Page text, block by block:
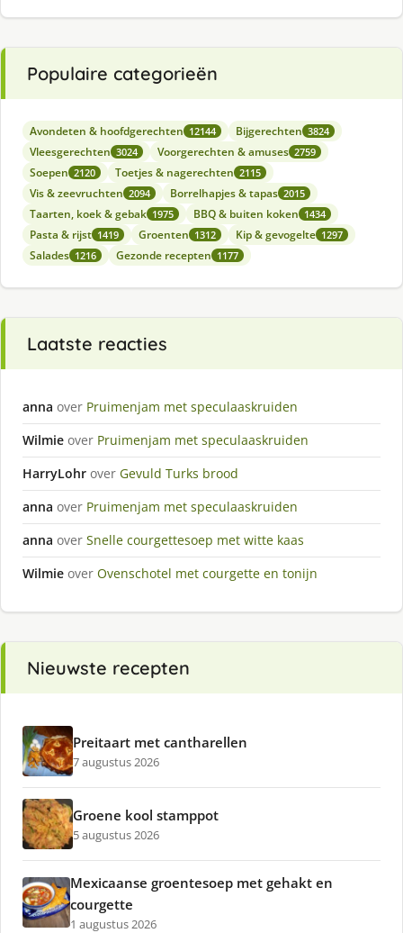
Populaire categorieën
Avondeten & hoofdgerechten 12144 Bijgerechten 3824
Vleesgerechten 3024 Voorgerechten & amuses 2759
Soepen 2120 Toetjes & nagerechten 2115
Vis & zeevruchten 2094 Borrelhapjes & tapas 2015
Taarten, koek & gebak 1975 BBQ & buiten koken 1434
Pasta & rijst 1419 Groenten 1312 Kip & gevogelte 1297
Salades 1216 Gezonde recepten 1177
Laatste reacties
anna over Pruimenjam met speculaaskruiden
Wilmie over Pruimenjam met speculaaskruiden
HarryLohr over Gevuld Turks brood
anna over Pruimenjam met speculaaskruiden
anna over Snelle courgettesoep met witte kaas
Wilmie over Ovenschotel met courgette en tonijn
Nieuwste recepten
Preitaart met cantharellen
7 augustus 2026
Groene kool stamppot
5 augustus 2026
Mexicaanse groentesoep met gehakt en
courgette
1 augustus 2026